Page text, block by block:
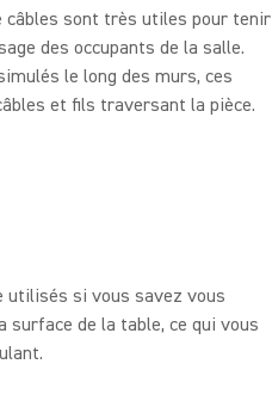
câbles sont très utiles pour tenir
des occupants de la salle.
le long des murs, ces
et fils traversant la pièce.
utilisés si vous savez vous
de la table, ce qui vous